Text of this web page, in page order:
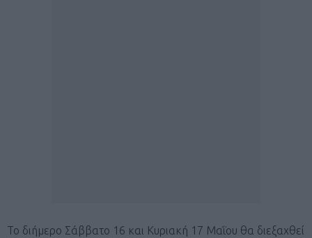
To διήμερο Σάββατο 16 και Κυριακή 17 Μαΐου θα διεξαχθεί